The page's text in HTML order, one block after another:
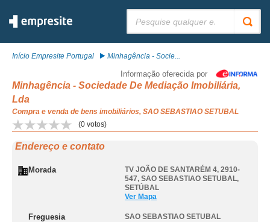
Início Empresite Portugal Minhagência - Socie...
Informação oferecida por
Minhagência - Sociedade De Mediação Imobiliária,
Lda
Compra e venda de bens imobiliários, SAO SEBASTIAO SETUBAL
(0 votos)
Endereço e contato
Morada
TV JOÃO DE SANTARÉM 4, 2910-
547, SAO SEBASTIAO SETUBAL,
SETÚBAL
Ver Mapa
Freguesia SAO SEBASTIAO SETUBAL